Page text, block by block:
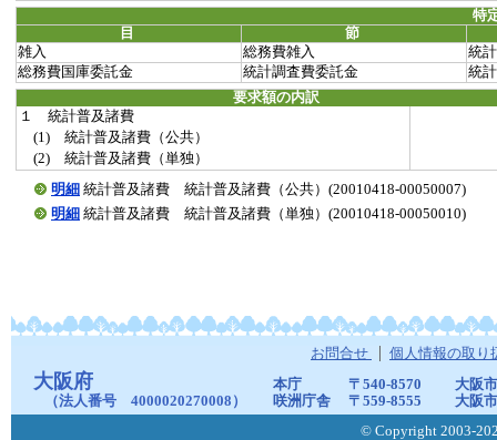
特
目
節
雑入
総務費雑入
統
総務費国庫委託金
統計調査費委託金
統
要求額の内訳
１ 統計普及諸費
(1) 統計普及諸費（公共）
(2) 統計普及諸費（単独）
明細 統計普及諸費 統計普及諸費（公共）(20010418-00050007)
明細 統計普及諸費 統計普及諸費（単独）(20010418-00050010)
お問合せ 個人情報の取り
大阪府
（法人番号 4000020270008）
本庁 〒540-8570
大阪
咲洲庁舎
〒559-8555
大阪
© Copyright 2003-